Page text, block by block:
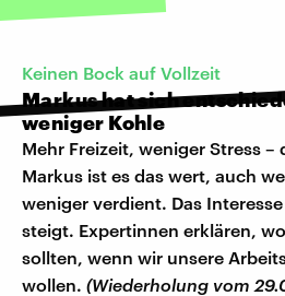
Keinen Bock auf Vollzeit
Markus hat sich
weniger Kohle
Mehr Freizeit, weniger Stress –
Markus ist es das wert, auch
weniger verdient. Das
steigt. Expertinnen erklären,
sollten, wenn wir unsere
wollen. (Wiederholung vom